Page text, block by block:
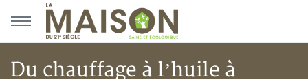
Aller au menu principal
Aller au contenu principal
Du chauffage à l’huile à